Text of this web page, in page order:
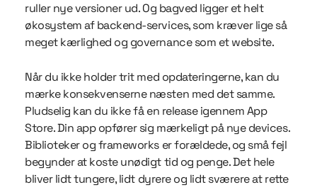
ruller nye versioner ud. Og bagved ligger et helt
økosystem af backend-services, som kræver lige så
meget kærlighed og governance som et website.
Når du ikke holder trit med opdateringerne, kan du
mærke konsekvenserne næsten med det samme.
Pludselig kan du ikke få en release igennem App
Store. Din app opfører sig mærkeligt på nye devices.
Biblioteker og frameworks er forældede, og små fejl
begynder at koste unødigt tid og penge. Det hele
bliver lidt tungere, lidt dyrere og lidt sværere at rette